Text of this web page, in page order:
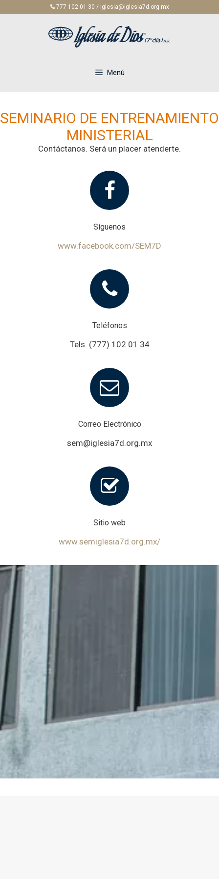
777 102 01 30 / iglesia@iglesia7d.org.mx
Menú
SEMINARIO DE ENTRENAMIENTO
MINISTERIAL
Contáctanos. Será un placer atenderte.
Síguenos
www.facebook.com/SEM7D
Teléfonos
Tels. (777) 102 01 34
Correo Electrónico
sem@iglesia7d.org.mx
Sitio web
www.semiglesia7d.org.mx/